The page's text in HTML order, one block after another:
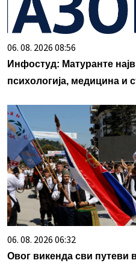
06. 08. 2026 08:56
Инфостуд: Матуранте
психологија, медицина и
06. 08. 2026 06:32
Овог викенда сви путеви